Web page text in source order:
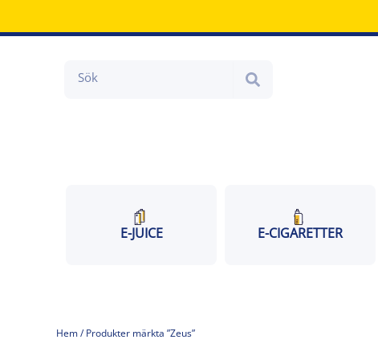
till
E-JUICE E-CIGARETTER
Hem/ Produkter märkta ”Zeus”